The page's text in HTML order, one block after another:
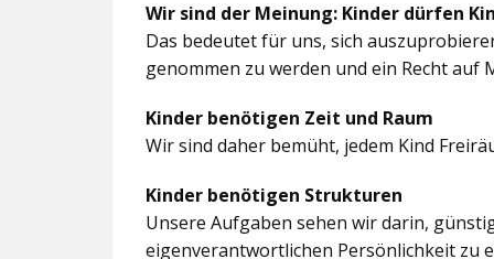
Wir sind der Meinung: Kinder dürfen
Das bedeutet für uns, sich
genommen zu werden und ein Recht auf
Kinder benötigen Zeit und Raum
Wir sind daher bemüht, jedem Kind
Kinder benötigen Strukturen
Unsere Aufgaben sehen wir darin,
eigenverantwortlichen Persönlichkeit zu